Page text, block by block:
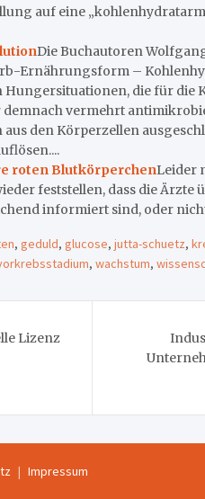
auf eine
Die Buchautoren
Ernährungsform –
die für die
vermehrt
den Körperzellen
roten BlutkörperchenLeider
feststellen, dass die Ärzte
informiert sind, oder
, geduld, glucose, jutta-schuetz,
, wachstum,
Lizenz
Impressum